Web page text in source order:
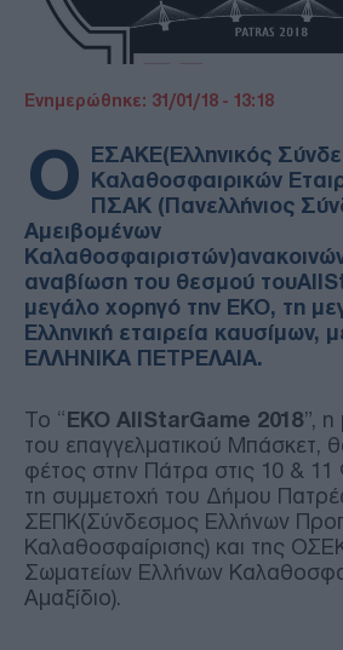
Ενημερώθηκε: 31/01/18 - 13:18
Ο ΕΣΑΚΕ(Ελληνικός
Καλαθοσφαιρικών
ΠΣΑΚ (Πανελλήνιος
Αμειβομένων
αναβίωση του θεσμού
μεγάλο χορηγό την ΕΚΟ, τη
Ελληνική εταιρεία καυσίμων,
ΕΛΛΗΝΙΚΑ ΠΕΤΡΕΛΑΙΑ.
Το “EKO AllStarGame 2018”, η
του επαγγελματικού Μπάσκετ,
φέτος στην Πάτρα στις 10 &
τη συμμετοχή του Δήμου
ΣΕΠΚ(Σύνδεσμος Ελλήνων
Καλαθοσφαίρισης) και της
Σωματείων Ελλήνων
Αμαξίδιο).